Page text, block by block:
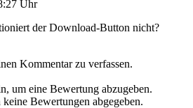
Uhr
der Download-Button nicht?
Kommentar zu verfassen.
um eine Bewertung abzugeben.
Bewertungen abgegeben.